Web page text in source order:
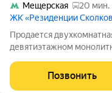
Мещерская
20 мин.
ЖК «Резиденции
Продается
девятиэтажном
этаж 9 из 9. Срок сдачи
АВГУСТА выгодные
Позвонить